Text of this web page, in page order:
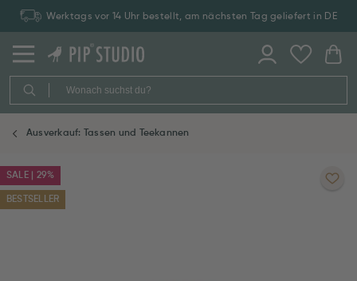
Werktags vor 14 Uhr bestellt, am nächsten Tag geliefert in DE
Ausverkauf: Tassen und Teekannen
SALE | 29%
BESTSELLER